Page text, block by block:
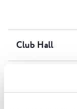
Club Hall